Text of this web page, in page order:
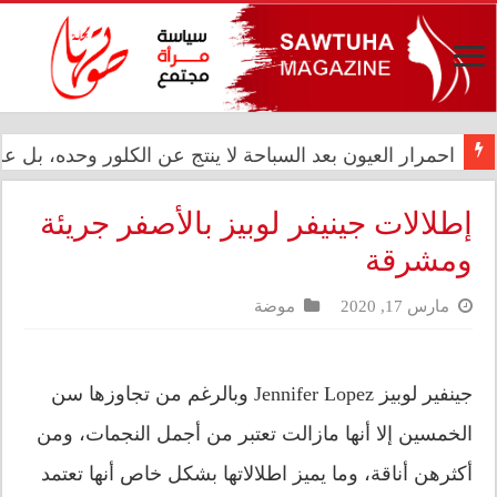
احمرار العيون بعد السباحة لا ينتج عن الكلور وحده،
المعموري تشارك في احتفال سفارة المملكة المغربية بالذكرى الـ27
إطلالات جينيفر لوبيز بالأصفر جريئة
ومشرقة
مارس 17, 2020 موضة
جينفير لوبيز Jennifer Lopez وبالرغم من تجاوزها سن
الخمسين إلا أنها مازالت تعتبر من أجمل النجمات، ومن
أكثرهن أناقة، وما يميز اطلالاتها بشكل خاص أنها تعتمد